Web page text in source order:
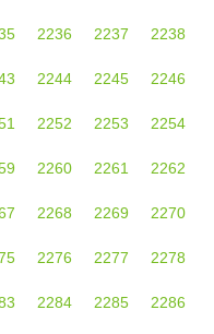
2236 2237 2238
2244 2245 2246
2252 2253 2254
2260 2261 2262
2268 2269 2270
2276 2277 2278
2284 2285 2286